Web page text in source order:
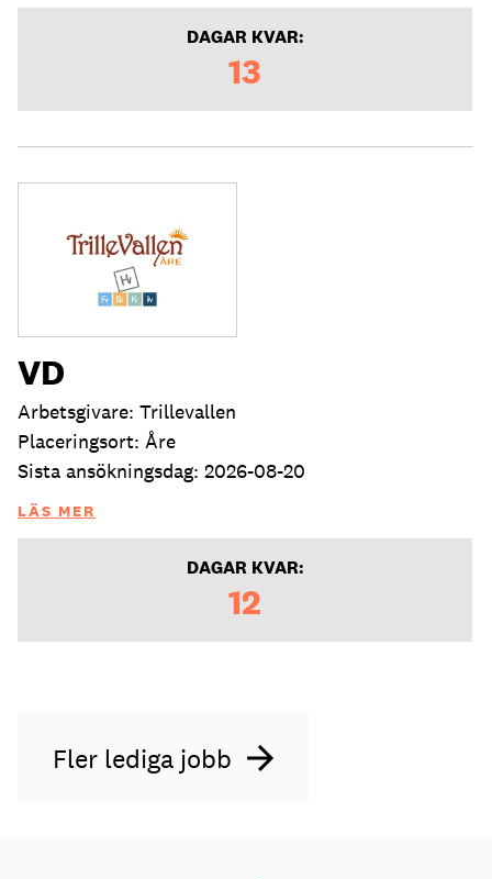
DAGAR KVAR:
13
VD
Arbetsgivare: Trillevallen
Placeringsort: Åre
Sista ansökningsdag: 2026-08-20
LÄS MER
DAGAR KVAR:
12
Fler lediga jobb